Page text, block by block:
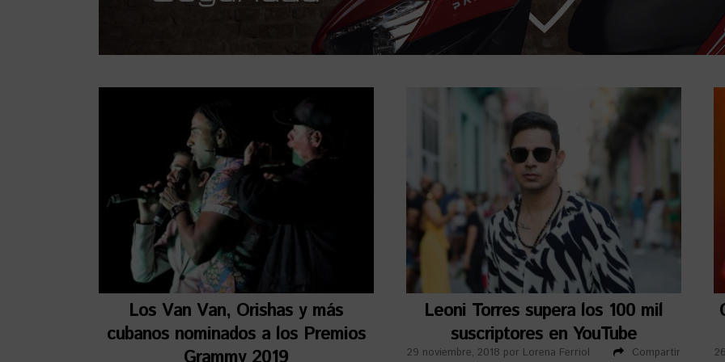
Los Van Van, Orishas y más
cubanos nominados a los Premios
Leoni Torres supera los 100 mil
suscriptores en YouTube
29 noviembre, 2018 por Lorena Ferriol Compartir